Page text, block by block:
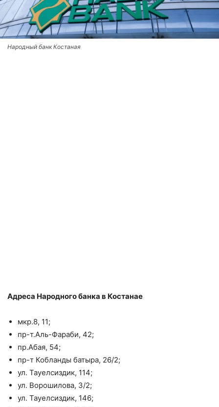
Народный банк Костаная
Адреса Народного банка в Костанае
мкр.8, 11;
пр-т.Аль-Фараби, 42;
пр.Абая, 54;
пр-т Кобланды батыра, 26/2;
ул. Тауелсиздик, 114;
ул. Ворошилова, 3/2;
ул. Тауелсиздик, 146;